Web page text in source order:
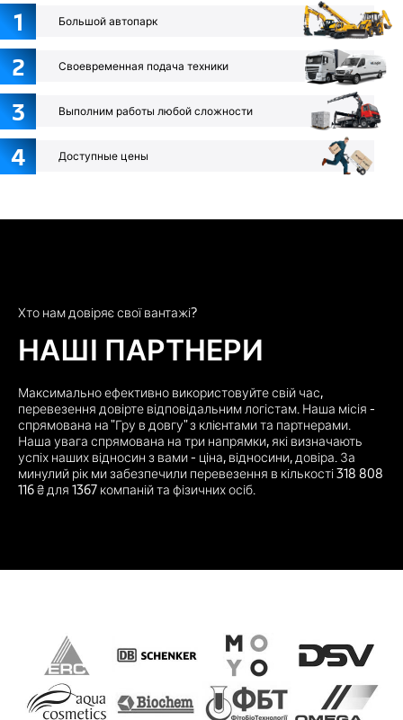
1 Большой автопарк
2 Своевременная подача техники
3 Выполним работы любой сложности
4 Доступные цены
Хто нам довіряє свої вантажі?
НАШІ ПАРТНЕРИ
Максимально ефективно використовуйте свій час,
перевезення довірте відповідальним логістам. Наша місія -
спрямована на "Гру в довгу" з клієнтами та партнерами.
Наша увага спрямована на три напрямки, які визначають
успіх наших відносин з вами - ціна, відносини, довіра. За
минулий рік ми забезпечили перевезення в кількості 318 808
116 ₴ для 1367 компаній та фізичних осіб.